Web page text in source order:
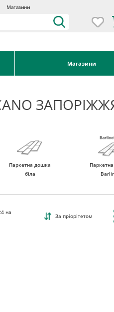
Магазини
Магазини
Паркетна дошка
біла
на
За пріорітетом